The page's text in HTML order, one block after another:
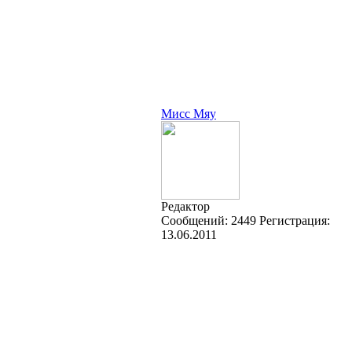
Мисс Мяу
Редактор
Cообщений: 2449 Регистрация:
13.06.2011